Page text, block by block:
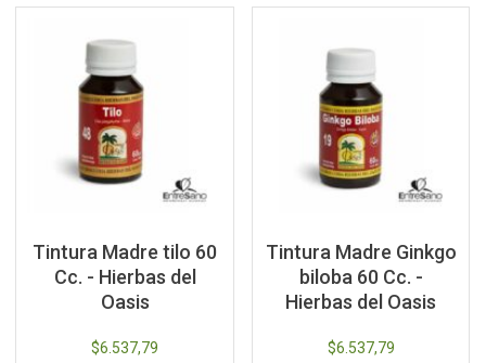
Tintura Madre tilo 60
Cc. - Hierbas del
Oasis
$6.537,79
Tintura Madre Ginkgo
biloba 60 Cc. -
Hierbas del Oasis
$6.537,79